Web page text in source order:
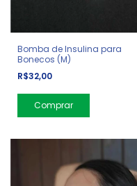
Bomba de Insulina para
Bonecos (M)
R$32,00
Comprar